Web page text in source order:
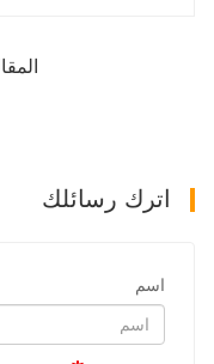
المقالة
اترك رسائلك
اسم